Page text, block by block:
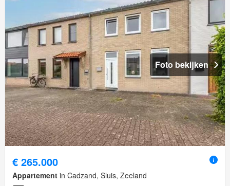
Foto bekijken
€ 265.000
Appartement in Cadzand, Sluis, Zeeland